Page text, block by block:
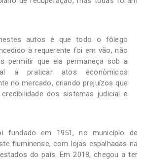
autos é que todo o fôlego
à requerente foi em vão, não
permitir que ela permaneça sob a
a praticar atos econômicos
no mercado, criando prejuízos que
dos sistemas judicial e
fundado em 1951, no município de
fluminense, com lojas espalhadas na
do país. Em 2018, chegou a ter